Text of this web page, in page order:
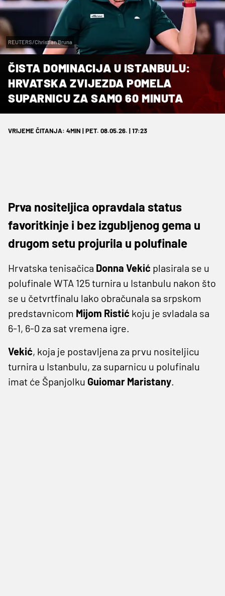
REUTERS/Christian Bruna
ČISTA DOMINACIJA U ISTANBULU:
HRVATSKA ZVIJEZDA POMELA
SUPARNICU ZA SAMO 60 MINUTA
VRIJEME ČITANJA: 4MIN | PET. 08.05.26. | 17:23
Prva nositeljica opravdala status
favoritkinje i bez izgubljenog gema u
drugom setu projurila u polufinale
Hrvatska tenisačica Donna Vekić plasirala se u
polufinale WTA 125 turnira u Istanbulu nakon što
se u četvrtfinalu lako obračunala sa srpskom
predstavnicom Mijom Ristić koju je svladala sa
6-1, 6-0 za sat vremena igre.
Vekić, koja je postavljena za prvu nositeljicu
turnira u Istanbulu, za suparnicu u polufinalu
imat će Španjolku Guiomar Maristany.